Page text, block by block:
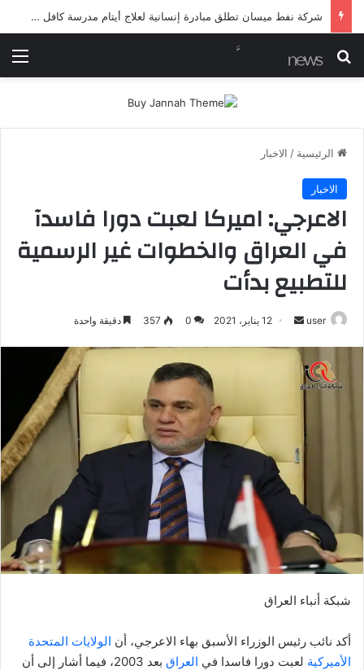
شرطة ميسان تلقي القبض على مطلقي العيارات النارية أثناء تشييع جنائزي في العمارة
بحث عن
الرئيسية / الاخبار
الاخبار
الاعرجي: اميركا لعبت دورا فاسدآ
في العراق والخطوات غير الرسمية
للتطبيع بدأت
user
أرسل 12 يناير، 2021 0
357 دقيقة واحدة
شبكة أنباء العراق
أكد نائب رئيس الوزراء الأسبق بهاء الاعرجي، أن الولايات المتحدة
الأميركية لعبت دورا فاسدا في العراق
بعد 2003، فيما أشار إلى أن